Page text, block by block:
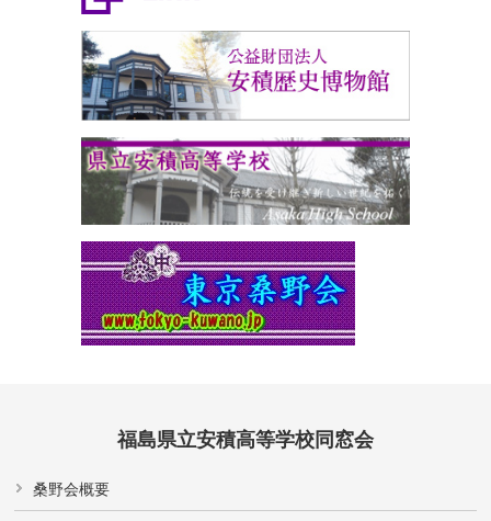
福島県立安積高等学校同窓会
桑野会概要